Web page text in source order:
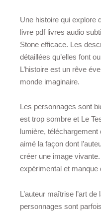
Une histoire qui explore
livre pdf livres audio
Stone efficace. Les
détaillées qu’elles font
L’histoire est un rêve
monde imaginaire.
Les personnages sont
est trop sombre et Le
lumière, téléchargement
aimé la façon dont
créer une image
expérimental et manque
L’auteur maîtrise l’art
personnages sont